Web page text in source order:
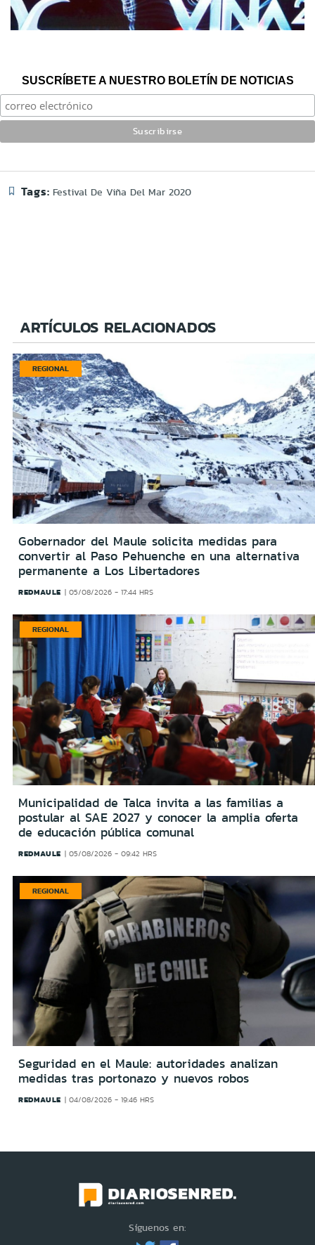
SUSCRÍBETE A NUESTRO BOLETÍN DE NOTICIAS
Tags: Festival De Viña Del Mar 2020
ARTÍCULOS RELACIONADOS
REGIONAL
Gobernador del Maule solicita medidas para
convertir al Paso Pehuenche en una alternativa
permanente a Los Libertadores
REDMAULE 05/08/2026 - 17:44 HRS
REGIONAL
Municipalidad de Talca invita a las familias a
postular al SAE 2027 y conocer la amplia oferta
de educación pública comunal
REDMAULE 05/08/2026 - 09:42 HRS
REGIONAL
Seguridad en el Maule: autoridades analizan
medidas tras portonazo y nuevos robos
REDMAULE 04/08/2026 - 19:46 HRS
Síguenos en: